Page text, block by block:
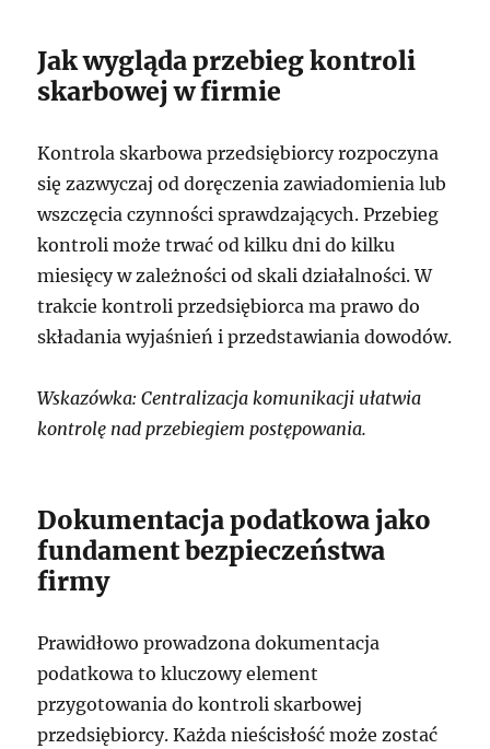
Jak wygląda przebieg kontroli
skarbowej w firmie
Kontrola skarbowa przedsiębiorcy rozpoczyna
się zazwyczaj od doręczenia zawiadomienia lub
wszczęcia czynności sprawdzających. Przebieg
kontroli może trwać od kilku dni do kilku
miesięcy w zależności od skali działalności. W
trakcie kontroli przedsiębiorca ma prawo do
składania wyjaśnień i przedstawiania dowodów.
Wskazówka: Centralizacja komunikacji ułatwia
kontrolę nad przebiegiem postępowania.
Dokumentacja podatkowa jako
fundament bezpieczeństwa
firmy
Prawidłowo prowadzona dokumentacja
podatkowa to kluczowy element
przygotowania do kontroli skarbowej
przedsiębiorcy. Każda nieścisłość może zostać